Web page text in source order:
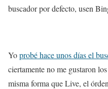
buscador por defecto, usen
Yoprobé hace unos días el
ciertamente no me gustaron
misma forma que Live, el